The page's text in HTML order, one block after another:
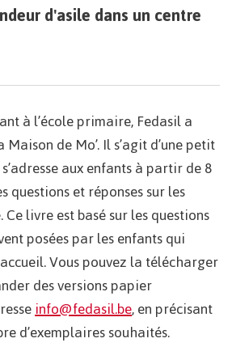
d'asile dans un centre
à l’école primaire, Fedasil a
de Mo’. Il s’agit d’une petit
aux enfants à partir de 8
questions et réponses sur les
Ce livre est basé sur les questions
posées par les enfants qui
Vous pouvez la télécharger
des versions papier
info@fedasil.be, en précisant
d’exemplaires souhaités.